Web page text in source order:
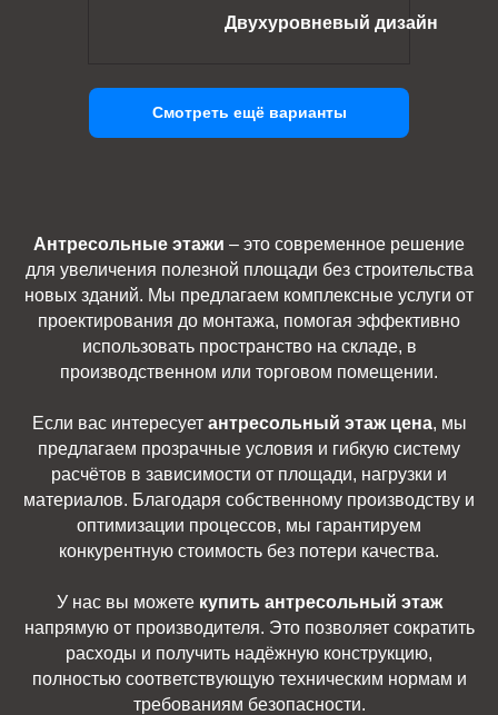
Двухуровневый дизайн
Смотреть ещё варианты
Антресольные этажи – это современное решение
для увеличения полезной площади без строительства
новых зданий. Мы предлагаем комплексные услуги от
проектирования до монтажа, помогая эффективно
использовать пространство на складе, в
производственном или торговом помещении.
Если вас интересует антресольный этаж цена, мы
предлагаем прозрачные условия и гибкую систему
расчётов в зависимости от площади, нагрузки и
материалов. Благодаря собственному производству и
оптимизации процессов, мы гарантируем
конкурентную стоимость без потери качества.
У нас вы можете купить антресольный этаж
напрямую от производителя. Это позволяет сократить
расходы и получить надёжную конструкцию,
полностью соответствующую техническим нормам и
требованиям безопасности.